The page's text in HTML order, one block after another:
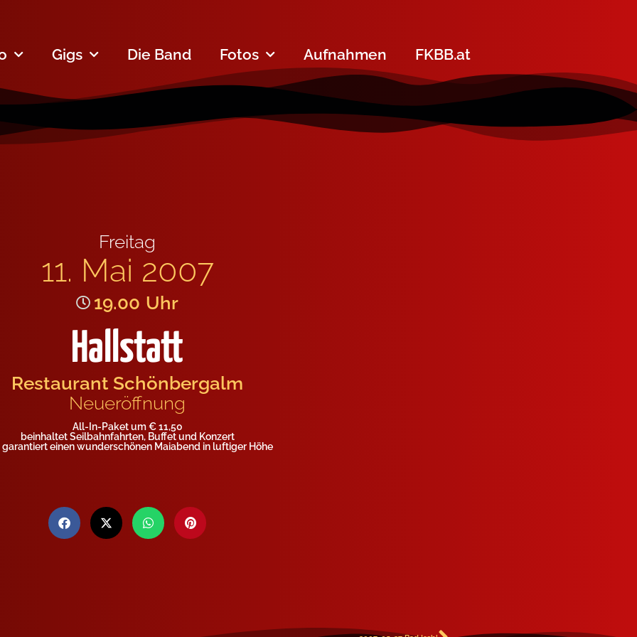
Gigs Die Band Fotos Aufnahmen FKBB.at
Freitag
11. Mai 2007
19.00 Uhr
Hallstatt
Restaurant Schönbergalm
Neueröffnung
All-In-Paket um € 11,50
beinhaltet Seilbahnfahrten, Buffet und Konzert
einen wunderschönen Maiabend in luftiger Höhe